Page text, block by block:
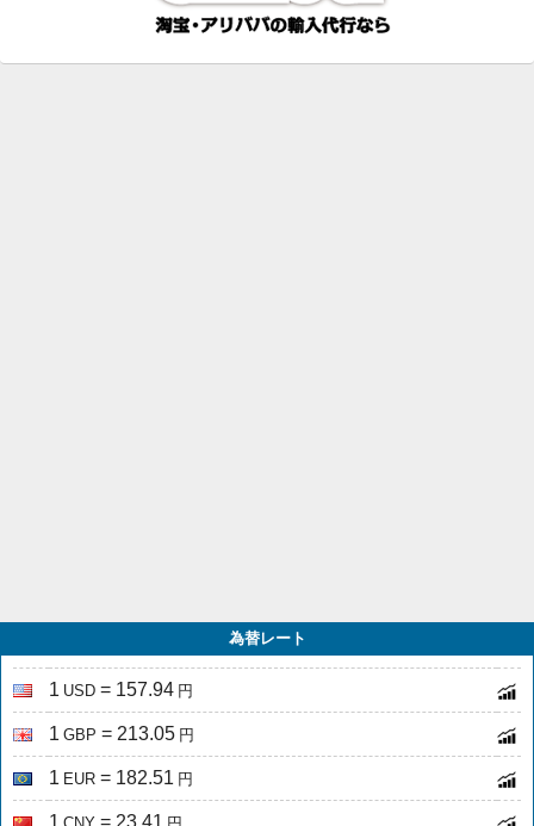
為替レート
1 USD = 157.94 円
1 GBP = 213.05 円
1 EUR = 182.51 円
1 = 23.41